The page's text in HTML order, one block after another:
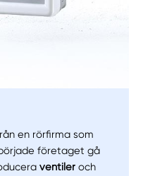
en rörfirma som
företaget gå
ventileroch